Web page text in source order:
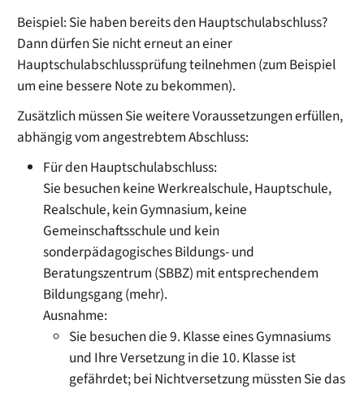
Beispiel: Sie haben bereits den Hauptschulabschluss?
Dann dürfen Sie nicht erneut an einer
Hauptschulabschlussprüfung teilnehmen (zum Beispiel
um eine bessere Note zu bekommen).
Zusätzlich müssen Sie weitere Voraussetzungen erfüllen,
abhängig vom angestrebtem Abschluss:
Für den Hauptschulabschluss:
Sie besuchen keine Werkrealschule, Hauptschule,
Realschule, kein Gymnasium, keine
Gemeinschaftsschule und kein
sonderpädagogisches Bildungs- und
Beratungszentrum (SBBZ) mit entsprechendem
Bildungsgang (mehr).
Ausnahme:
Sie besuchen die 9. Klasse eines Gymnasiums
und Ihre Versetzung in die 10. Klasse ist
gefährdet; bei Nichtversetzung müssten Sie das